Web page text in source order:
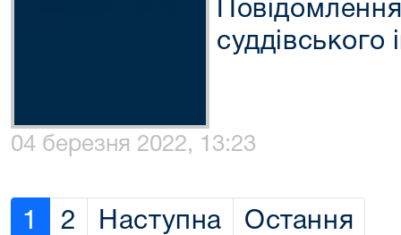
суддівського
04 березня 2022, 13:23
1 2 Наступна Остання